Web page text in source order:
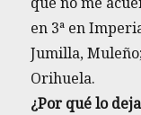
en 3ª en
Jumilla,
Orihuela.
¿Por qué lo